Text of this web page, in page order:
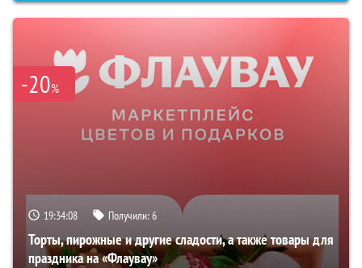
-20%
19:34:07 Получили:6
Торты, пирожные и другие сладости, а также товары для
праздника на «Флаувау»